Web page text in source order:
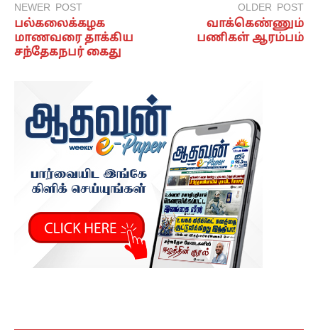
NEWER POST
பல்கலைக்கழக
மாணவரை தாக்கிய
சந்தேகநபர் கைது
OLDER POST
வாக்கெண்ணும்
பணிகள் ஆரம்பம்